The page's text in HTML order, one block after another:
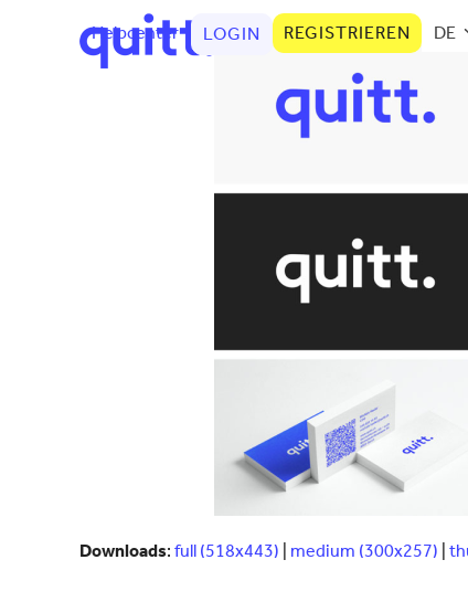
Helpcenter LOGIN REGISTRIEREN DE
Downloads: full (518x443) medium (300x257)